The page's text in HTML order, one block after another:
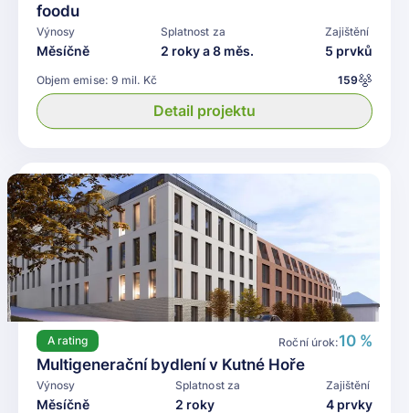
foodu
Výnosy
Měsíčně
Splatnost za
2 roky a 8 měs.
Zajištění
5 prvků
Objem emise: 9 mil. Kč 159
Detail projektu
A rating Roční úrok:10 %
Multigenerační bydlení v Kutné Hoře
Výnosy
Měsíčně
Splatnost za
2 roky
Zajištění
4 prvky